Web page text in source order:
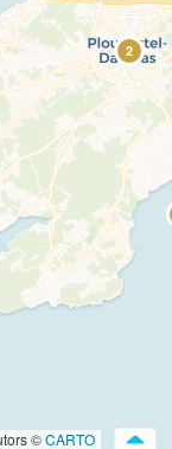
2
©CARTO